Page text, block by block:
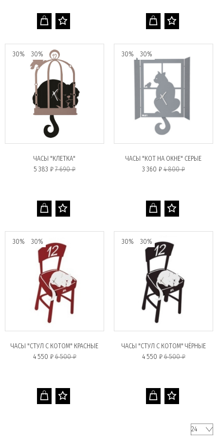
30% 30%
ЧАСЫ "КЛЕТКА"
5 383 ₽7 690 ₽
30% 30%
ЧАСЫ "КОТ НА ОКНЕ" СЕРЫЕ
3 360 ₽4 800 ₽
30% 30%
ЧАСЫ "СТУЛ С КОТОМ" КРАСНЫЕ
4 550 ₽6 500 ₽
30% 30%
ЧАСЫ "СТУЛ С КОТОМ" ЧЁРНЫЕ
4 550 ₽6 500 ₽